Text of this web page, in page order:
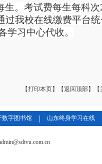
。考试费每生每科次
过我校在线缴费平台统
学习中心代收。
【打印本页】 【返回顶部】
数字图书馆 | 山东终身学习在线